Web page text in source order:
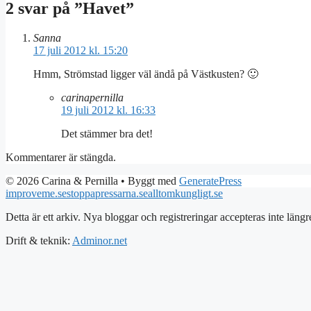
2 svar på ”Havet”
Sanna
17 juli 2012 kl. 15:20
Hmm, Strömstad ligger väl ändå på Västkusten? 🙂
carinapernilla
19 juli 2012 kl. 16:33
Det stämmer bra det!
Kommentarer är stängda.
© 2026 Carina & Pernilla • Byggt med GeneratePress
improveme.sestoppapressarna.sealltomkungligt.se
Detta är ett arkiv. Nya bloggar och registreringar accepteras inte
Drift & teknik: Adminor.net